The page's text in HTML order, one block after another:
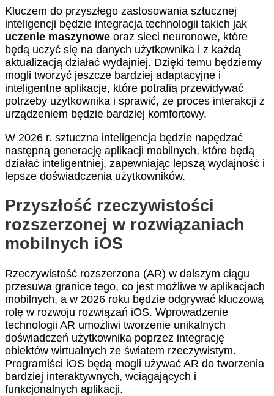
Kluczem do przyszłego zastosowania sztucznej
inteligencji będzie integracja technologii takich jak
uczenie maszynowe oraz sieci neuronowe, które
będą uczyć się na danych użytkownika i z każdą
aktualizacją działać wydajniej. Dzięki temu będziemy
mogli tworzyć jeszcze bardziej adaptacyjne i
inteligentne aplikacje, które potrafią przewidywać
potrzeby użytkownika i sprawić, że proces interakcji z
urządzeniem będzie bardziej komfortowy.
W 2026 r. sztuczna inteligencja będzie napędzać
następną generację aplikacji mobilnych, które będą
działać inteligentniej, zapewniając lepszą wydajność i
lepsze doświadczenia użytkowników.
Przyszłość rzeczywistości
rozszerzonej w rozwiązaniach
mobilnych iOS
Rzeczywistość rozszerzona (AR) w dalszym ciągu
przesuwa granice tego, co jest możliwe w aplikacjach
mobilnych, a w 2026 roku będzie odgrywać kluczową
rolę w rozwoju rozwiązań iOS. Wprowadzenie
technologii AR umożliwi tworzenie unikalnych
doświadczeń użytkownika poprzez integrację
obiektów wirtualnych ze światem rzeczywistym.
Programiści iOS będą mogli używać AR do tworzenia
bardziej interaktywnych, wciągających i
funkcjonalnych aplikacji.